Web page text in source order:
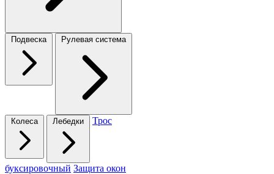
Подвеска Рулевая система
Колеса Лебедки Трос
буксировочный Защита окон